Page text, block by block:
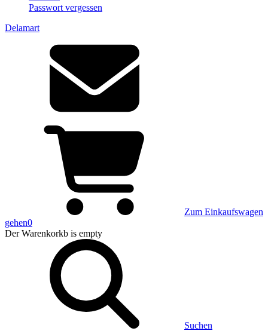
Passwort vergessen
Delamart
Zum Einkaufswagen
gehen0
Der Warenkorkb is empty
Suchen